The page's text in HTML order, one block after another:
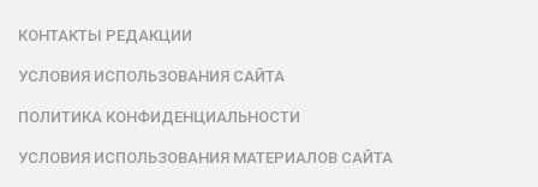
КОНТАКТЫ РЕДАКЦИИ
УСЛОВИЯ ИСПОЛЬЗОВАНИЯ САЙТА
ПОЛИТИКА КОНФИДЕНЦИАЛЬНОСТИ
УСЛОВИЯ ИСПОЛЬЗОВАНИЯ МАТЕРИАЛОВ САЙТА